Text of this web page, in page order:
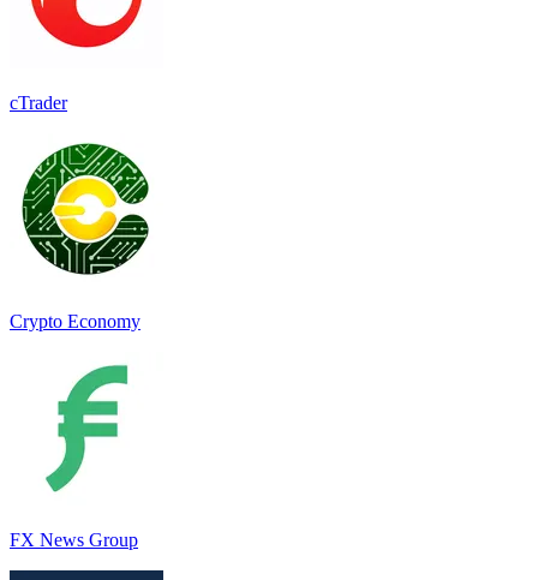
cTrader
Crypto Economy
FX News Group